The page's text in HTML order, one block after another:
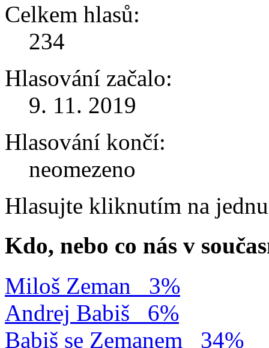
Celkem hlasů:
234
Hlasování začalo:
9. 11. 2019
Hlasování končí:
neomezeno
Hlasujte kliknutím na
Kdo, nebo co nás v
Miloš Zeman
3%
Andrej Babiš
6%
Babiš se Zemanem
34%